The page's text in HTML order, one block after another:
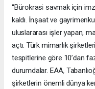
“Bürokrasi savmak için
kaldı. İnşaat ve
uluslararası işler yapan,
açtı. Türk mimarlık şirketleri
tespitlerine göre 10’dan
durumdalar. EAA,
şirketlerin önemli dünya